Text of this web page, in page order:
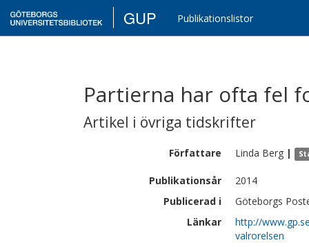
GUP Publikationslistor
Partierna har ofta fel
Artikel i övriga tidskrifter
Författare Linda Berg |
Publikationsår
2014
Publicerad i
Göteborgs
Länkar
http://
valrorelsen